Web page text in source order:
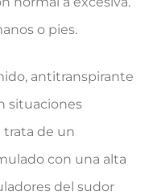
o pies.
antitranspirante
situaciones
trata de un
con una alta
del sudor